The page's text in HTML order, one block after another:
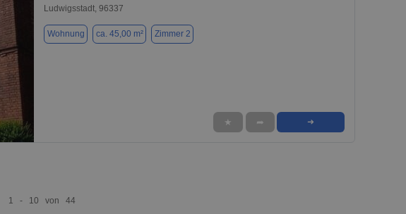
1 / 9
Ludwigsstadt, 96337
Wohnung ca. 45,00 m² Zimmer 2
★ ➦ ➜
1 - 10 von 44